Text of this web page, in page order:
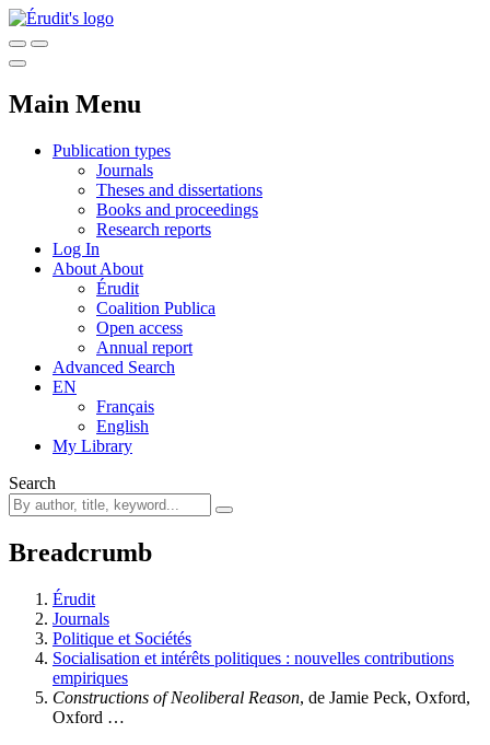
Main Menu
Publication types
Journals
Theses and dissertations
Books and proceedings
Research reports
Log In
About About
Érudit
Coalition Publica
Open access
Annual report
Advanced Search
EN
Français
English
My Library
Search
Breadcrumb
Érudit
Journals
Politique et Sociétés
Socialisation et intérêts politiques : nouvelles contributions
empiriques
Constructions of Neoliberal Reason, de Jamie Peck, Oxford,
Oxford …